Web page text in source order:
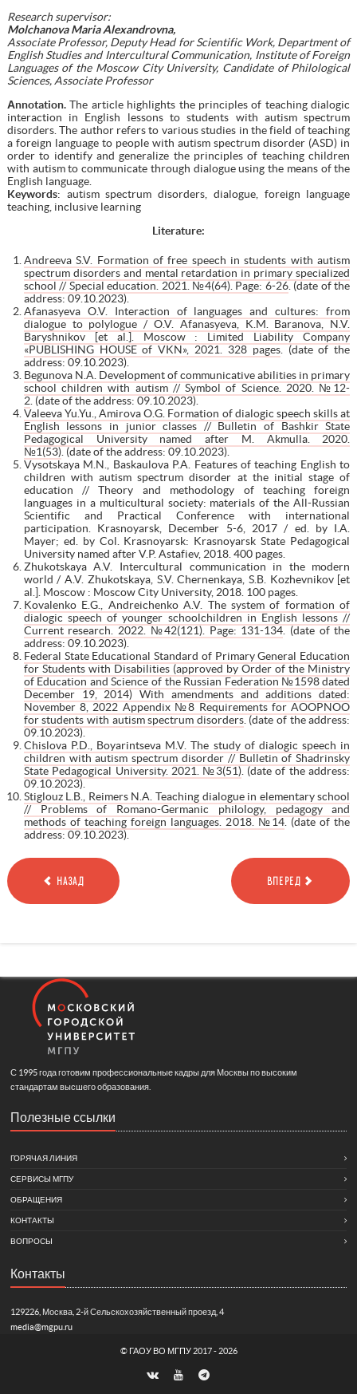
Research supervisor:
Molchanova Maria Alexandrovna,
Associate Professor, Deputy Head for Scientific Work, Department of
English Studies and Intercultural Communication, Institute of Foreign
Languages of the Moscow City University, Candidate of Philological
Sciences, Associate Professor
Аnnotation.The article highlights the principles of teaching dialogic
interaction in English lessons to students with autism spectrum
disorders. The author refers to various studies in the field of teaching
a foreign language to people with autism spectrum disorder (ASD) in
order to identify and generalize the principles of teaching children
with autism to communicate through dialogue using the means of the
English language.
Keywords: autism spectrum disorders, dialogue, foreign language
teaching, inclusive learning
Literature:
Andreeva S.V. Formation of free speech in students with autism
spectrum disorders and mental retardation in primary specialized
school // Special education. 2021. №4(64). Page: 6-26. (date of the
address: 09.10.2023).
Afanasyeva O.V. Interaction of languages and cultures: from
dialogue to polylogue / O.V. Afanasyeva, K.M. Baranova, N.V.
Baryshnikov [et al.]. Moscow : Limited Liability Company
«PUBLISHING HOUSE of VKN», 2021. 328 pages. (date of the
address: 09.10.2023).
Begunova N.A. Development of communicative abilities in primary
school children with autism // Symbol of Science. 2020. №12-
2. (date of the address: 09.10.2023).
Valeeva Yu.Yu., Amirova O.G. Formation of dialogic speech skills at
English lessons in junior classes // Bulletin of Bashkir State
Pedagogical University named after M. Akmulla. 2020.
№1(53). (date of the address: 09.10.2023).
Vysotskaya M.N., Baskaulova P.A. Features of teaching English to
children with autism spectrum disorder at the initial stage of
education // Theory and methodology of teaching foreign
languages in a multicultural society: materials of the All-Russian
Scientific and Practical Conference with international
participation. Krasnoyarsk, December 5-6, 2017 / ed. by I.A.
Mayer; ed. by Col. Krasnoyarsk: Krasnoyarsk State Pedagogical
University named after V.P. Astafiev, 2018. 400 pages.
Zhukotskaya A.V. Intercultural communication in the modern
world / A.V. Zhukotskaya, S.V. Chernenkaya, S.B. Kozhevnikov [et
al.]. Moscow : Moscow City University, 2018. 100 pages.
Kovalenko E.G., Andreichenko A.V. The system of formation of
dialogic speech of younger schoolchildren in English lessons //
Current research. 2022. №42(121). Page: 131-134 . (date of the
address: 09.10.2023).
Federal State Educational Standard of Primary General Education
for Students with Disabilities (approved by Order of the Ministry
of Education and Science of the Russian Federation №1598 dated
December 19, 2014) With amendments and additions dated:
November 8, 2022 Appendix №8 Requirements for AOOPNOO
for students with autism spectrum disorders. (date of the address:
09.10.2023).
Chislova P.D., Boyarintseva M.V. The study of dialogic speech in
children with autism spectrum disorder // Bulletin of Shadrinsky
State Pedagogical University. 2021. №3(51). (date of the address:
09.10.2023).
Stiglouz L.B., Reimers N.A. Teaching dialogue in elementary school
// Problems of Romano-Germanic philology, pedagogy and
methods of teaching foreign languages. 2018. №14. (date of the
address: 09.10.2023).
НАЗАД ВПЕРЕД
С 1995 года готовим профессиональные кадры для Москвы по высоким
стандартам высшего образования.
Полезные ссылки
ГОРЯЧАЯ ЛИНИЯ
СЕРВИСЫ МГПУ
ОБРАЩЕНИЯ
КОНТАКТЫ
ВОПРОСЫ
Контакты
129226, Москва, 2-й Сельскохозяйственный проезд, 4
media@mgpu.ru
© ГАОУ ВО МГПУ 2017 - 2026